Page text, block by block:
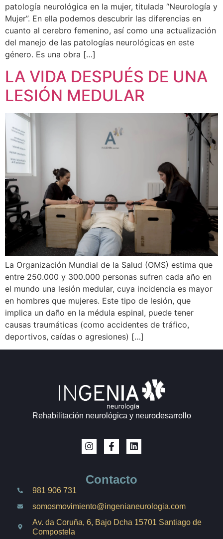
patología neurológica en la mujer, titulada “Neurología y
Mujer”. En ella podemos descubrir las diferencias en
cuanto al cerebro femenino, así como una actualización
del manejo de las patologías neurológicas en este
género. Es una obra […]
LA VIDA DESPUÉS DE UNA
LESIÓN MEDULAR
La Organización Mundial de la Salud (OMS) estima que
entre 250.000 y 300.000 personas sufren cada año en
el mundo una lesión medular, cuya incidencia es mayor
en hombres que mujeres. Este tipo de lesión, que
implica un daño en la médula espinal, puede tener
causas traumáticas (como accidentes de tráfico,
deportivos, caídas o agresiones) […]
Rehabilitación neurológica y neurodesarrollo
Contacto
981 906 731
somosmovimiento@ingenianeurologia.com
Av. da Coruña, 6, Bajo Dcha 15701 Santiago de
Compostela